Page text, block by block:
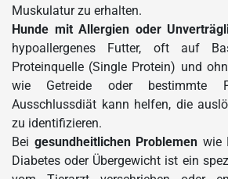
Muskulatur zu erhalten.
Hunde mit Allergien oder
hypoallergenes Futter, oft auf
Proteinquelle (Single Protein) und
wie Getreide oder bestimmte
Ausschlussdiät kann helfen, die
zu identifizieren.
Bei gesundheitlichen Problemen wie
Diabetes oder Übergewicht ist ein